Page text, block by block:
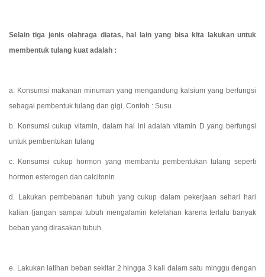
Selain tiga jenis olahraga diatas, hal lain yang bisa kita lakukan untuk
membentuk tulang kuat adalah :
a. Konsumsi makanan minuman yang mengandung kalsium yang berfungsi
sebagai pembentuk tulang dan gigi. Contoh : Susu
b. Konsumsi cukup vitamin, dalam hal ini adalah vitamin D yang berfungsi
untuk pembentukan tulang
c. Konsumsi cukup hormon yang membantu pembentukan tulang seperti
hormon esterogen dan calcitonin
d. Lakukan pembebanan tubuh yang cukup dalam pekerjaan sehari hari
kalian (jangan sampai tubuh mengalamin kelelahan karena terlalu banyak
beban yang dirasakan tubuh.
e. Lakukan latihan beban sekitar 2 hingga 3 kali dalam satu minggu dengan